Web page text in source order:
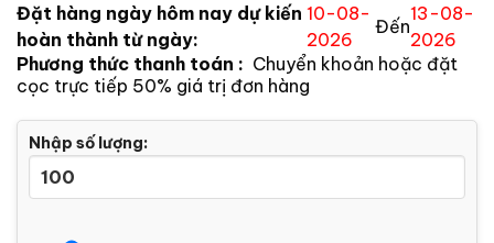
Đặt hàng ngày hôm nay dự kiến
hoàn thành từ ngày:
10-08-
2026
Đến
13-08-
2026
Phương thức thanh toán : Chuyển khoản hoặc đặt
cọc trực tiếp 50% giá trị đơn hàng
Nhập số lượng: